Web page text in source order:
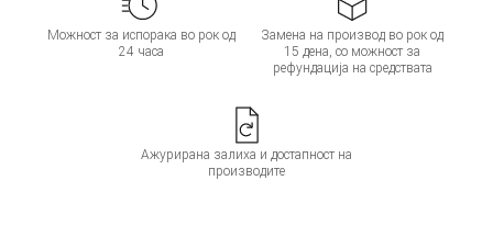
Можност за испорака во рок од
24 часа
Замена на производ во рок од
15 дена, со можност за
рефундација на средствата
Ажурирана залиха и достапност на
производите